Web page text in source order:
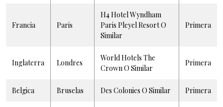
Francia Paris
H4 Hotel Wyndham
Paris Pleyel Resort O
Similar
Primera
Inglaterra Londres
World Hotels The
Crown O Similar
Primera
Belgica Bruselas Des Colonies O Similar Primera